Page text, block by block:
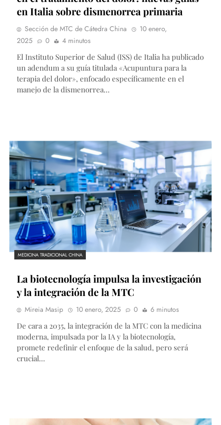
en Italia sobre dismenorrea primaria
Sección de MTC de Cátedra China
10 enero,
2025
0
4 minutos
El Instituto Superior de Salud (ISS) de Italia ha publicado
un adendum a su guía titulada «Acupuntura para la
terapia del dolor», enfocado específicamente en el
manejo de la dismenorrea…
MEDICINA TRADICIONAL CHINA
La biotecnología impulsa la investigación
y la integración de la MTC
Mireia Masip 10 enero, 2025 0
6 minutos
De cara a 2035, la integración de la MTC con la medicina
moderna, impulsada por la IA y la biotecnología,
promete redefinir el enfoque de la salud, pero será
crucial…